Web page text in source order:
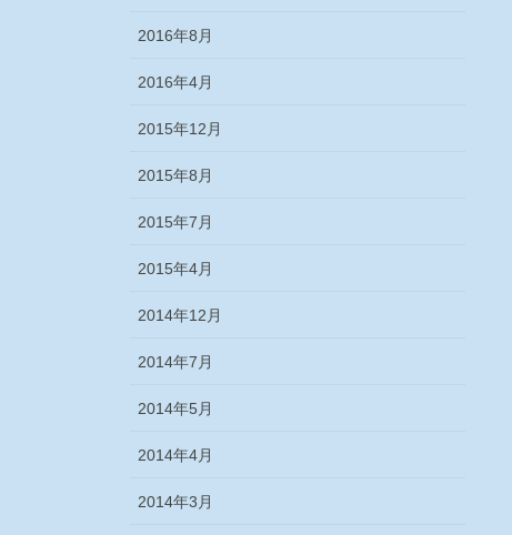
2016年8月
2016年4月
2015年12月
2015年8月
2015年7月
2015年4月
2014年12月
2014年7月
2014年5月
2014年4月
2014年3月